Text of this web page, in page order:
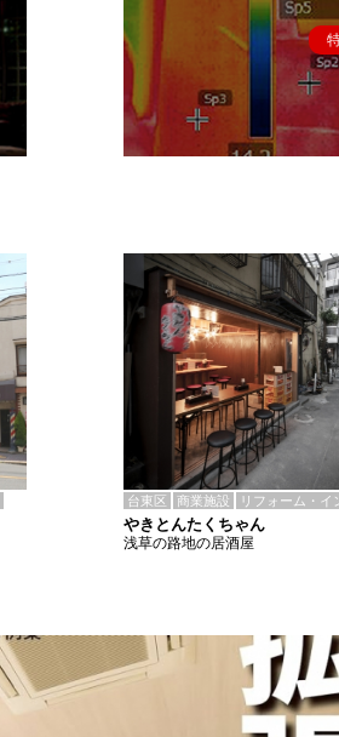
台東区 商業施設 リフォーム・イ
やきとんたくちゃん
浅草の路地の居酒屋